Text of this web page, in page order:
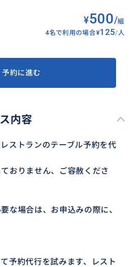
¥500/組
4名で利用の場合¥125/ 人
予約に進む
内容
ストランのテーブル予約を代
おりません、ご容赦くださ
な場合は、お申込みの際に、
予約代行を試みます、レスト